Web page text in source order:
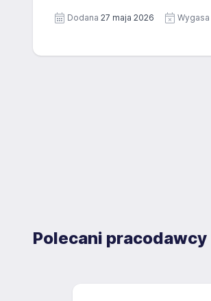
Dodana 27 maja 2026 Wygasa
Polecani pracodawcy